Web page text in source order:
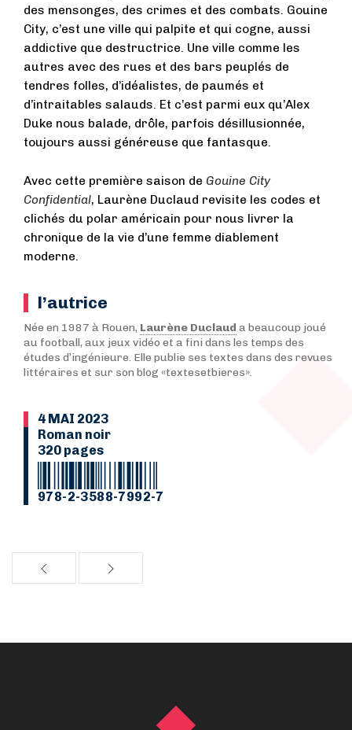
des mensonges, des crimes et des combats. Gouine
City, c’est une ville qui palpite et qui cogne, aussi
addictive que destructrice. Une ville comme les
autres avec des rues et des bars peuplés de
tendres folles, d’idéalistes, de paumés et
d’intraitables salauds. Et c’est parmi eux qu’Alex
Duke nous balade, drôle, parfois désillusionnée,
toujours aussi généreuse que fantasque.
Avec cette première saison de Gouine City
Confidential, Laurène Duclaud revisite les codes et
clichés du polar américain pour nous livrer la
chronique de la vie d’une femme diablement
moderne.
l’autrice
Née en 1987 à Rouen, Laurène Duclaud a beaucoup joué
au football, aux jeux vidéo et a fini dans les temps des
études d’ingénieure. Elle publie ses textes dans des revues
littéraires et sur son blog «textesetbieres».
4 MAI 2023
Roman noir
320 pages
978-2-3588-7992-7